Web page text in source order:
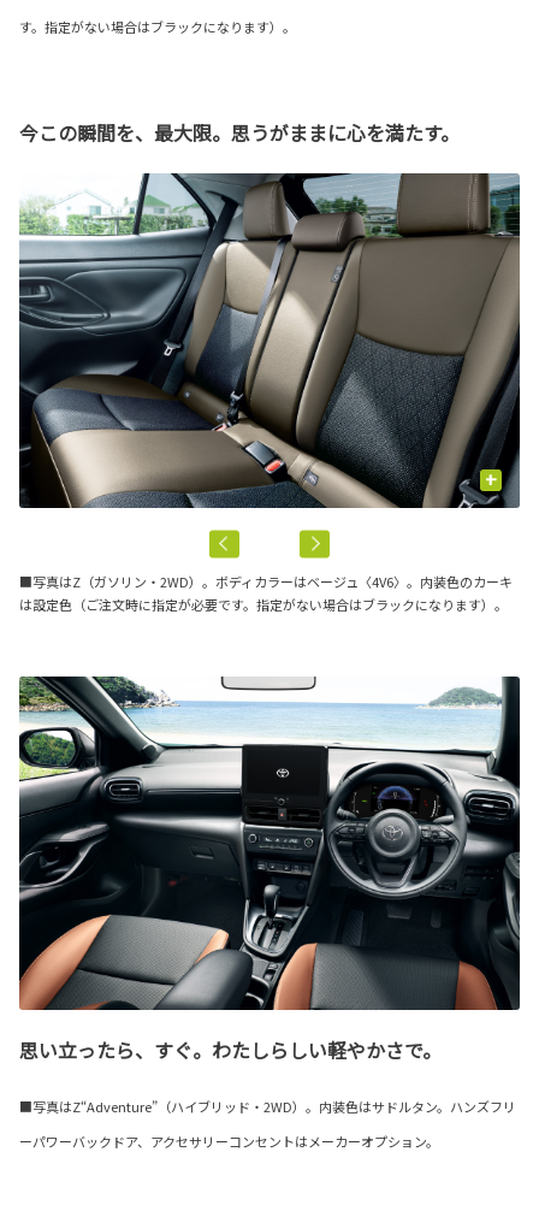
す。指定がない場合はブラックになります）。
今この瞬間を、最大限。思うがままに心を満たす。
+
■写真はZ（ガソリン・2WD）。ボディカラーはベージュ〈4V6〉。内装色のカーキ
は設定色（ご注文時に指定が必要です。指定がない場合はブラックになります）。
思い立ったら、すぐ。わたしらしい軽やかさで。
■写真はZ“Adventure”（ハイブリッド・2WD）。内装色はサドルタン。ハンズフリ
ーパワーバックドア、アクセサリーコンセントはメーカーオプション。